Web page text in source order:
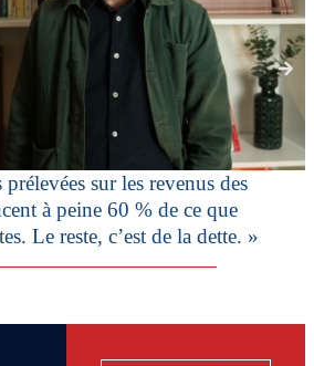
sur les revenus des
à peine 60 % de ce que
Le reste, c’est de la dette. »